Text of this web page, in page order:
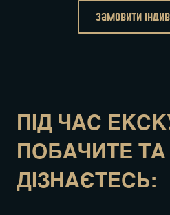
замовити
ПІД ЧАС
ПОБАЧИТЕ ТА
ДІЗНАЄТЕСЬ: